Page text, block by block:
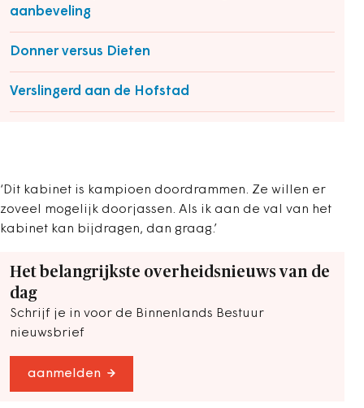
aanbeveling
Donner versus Dieten
Verslingerd aan de Hofstad
‘Dit kabinet is kampioen doordrammen. Ze willen er
zoveel mogelijk doorjassen. Als ik aan de val van het
kabinet kan bijdragen, dan graag.’
Het belangrijkste overheidsnieuws van de
dag
Schrijf je in voor de Binnenlands Bestuur
nieuwsbrief
aanmelden